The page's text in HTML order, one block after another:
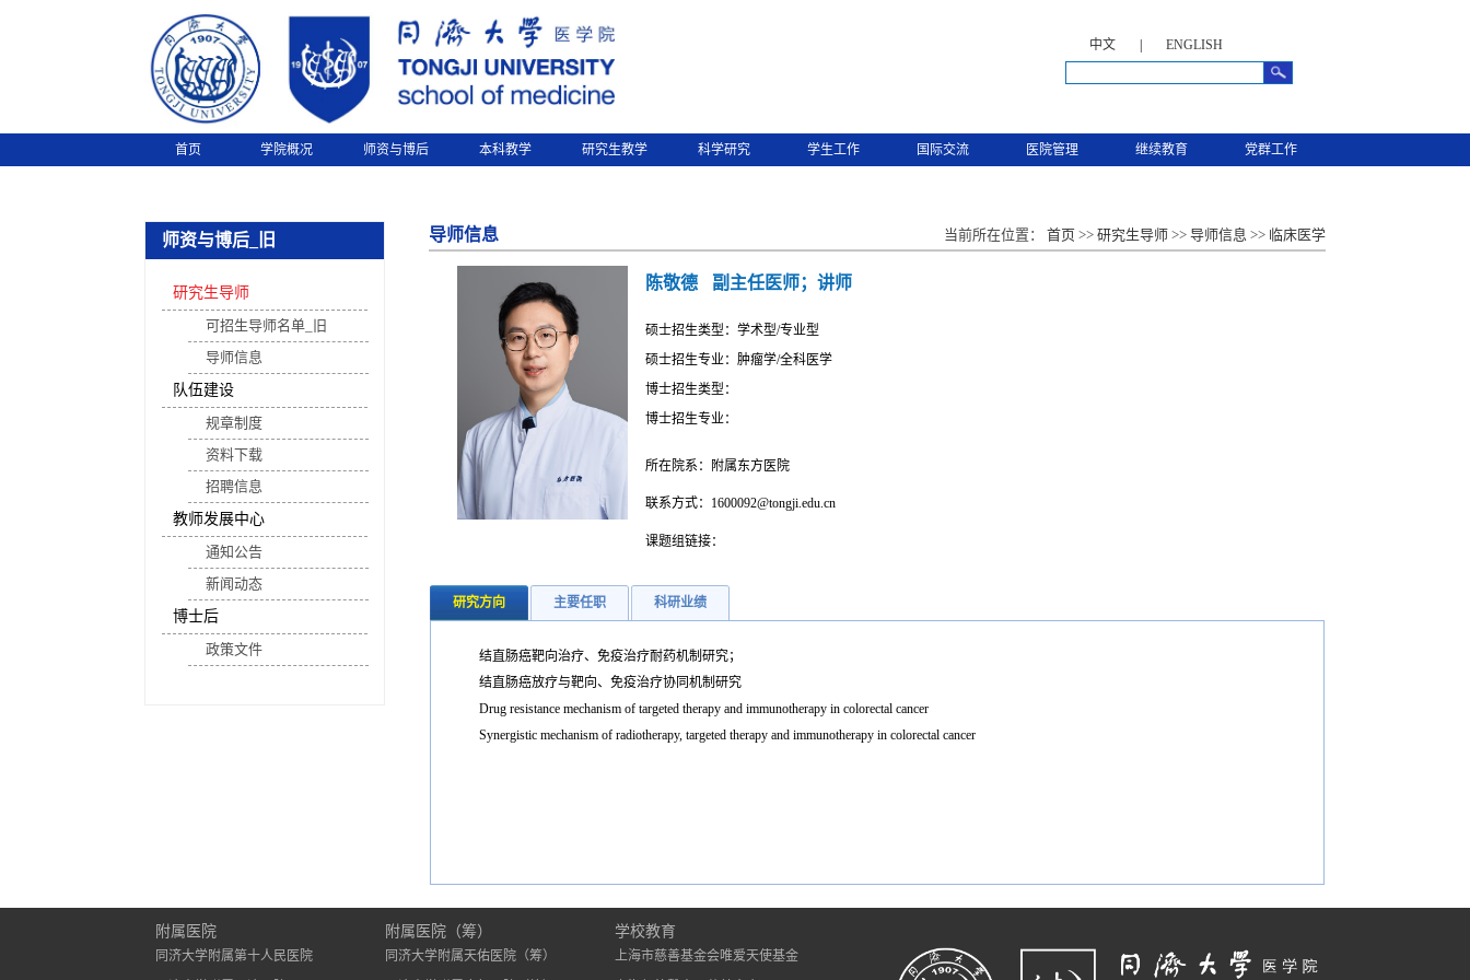
中文 ENGLISH
首页 学院概况 师资与博后 本科教学 研究生教学 科学研究 学生工作 国际交流 医院管理 继续教育 党群工作
师资与博后_旧
研究生导师
可招生导师名单_旧
导师信息
队伍建设
规章制度
资料下载
招聘信息
教师发展中心
通知公告
新闻动态
博士后
政策文件
导师信息 当前所在位置： 首页 >> 研究生导师 >> 导师信息 >> 临床医学
陈敬德 副主任医师；讲师
硕士招生类型：学术型/专业型
硕士招生专业：肿瘤学/全科医学
博士招生类型：
博士招生专业：
所在院系：附属东方医院
联系方式：1600092@tongji.edu.cn
课题组链接：
研究方向 主要任职 科研业绩
结直肠癌靶向治疗、免疫治疗耐药机制研究；
结直肠癌放疗与靶向、免疫治疗协同机制研究
Drug resistance mechanism of targeted therapy and immunotherapy in colorectal cancer
Synergistic mechanism of radiotherapy, targeted therapy and immunotherapy in colorectal cancer
附属医院
同济大学附属第十人民医院
附属医院（筹）
同济大学附属天佑医院（筹）
学校教育
上海市慈善基金会唯爱天使基金